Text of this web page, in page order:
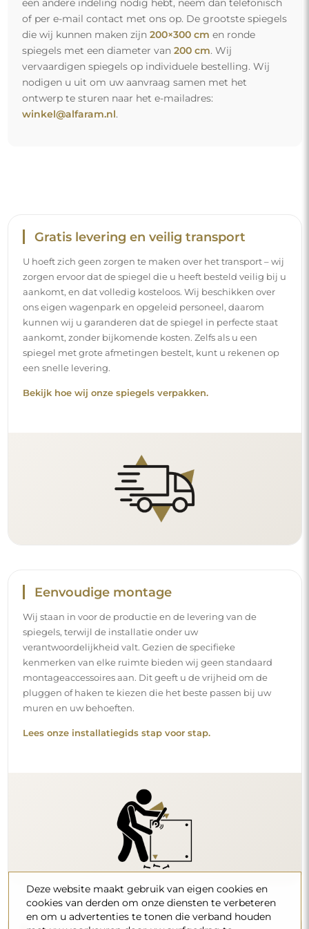
een andere indeling nodig hebt, neem dan telefonisch
of per e-mail contact met ons op. De grootste spiegels
die wij kunnen maken zijn 200×300 cm en ronde
spiegels met een diameter van 200 cm. Wij
vervaardigen spiegels op individuele bestelling. Wij
nodigen u uit om uw aanvraag samen met het
ontwerp te sturen naar het e-mailadres:
winkel@alfaram.nl.
Gratis levering en veilig transport
U hoeft zich geen zorgen te maken over het transport – wij
zorgen ervoor dat de spiegel die u heeft besteld veilig bij u
aankomt, en dat volledig kosteloos. Wij beschikken over
ons eigen wagenpark en opgeleid personeel, daarom
kunnen wij u garanderen dat de spiegel in perfecte staat
aankomt, zonder bijkomende kosten. Zelfs als u een
spiegel met grote afmetingen bestelt, kunt u rekenen op
een snelle levering.
Bekijk hoe wij onze spiegels verpakken.
Eenvoudige montage
Wij staan in voor de productie en de levering van de
spiegels, terwijl de installatie onder uw
verantwoordelijkheid valt. Gezien de specifieke
kenmerken van elke ruimte bieden wij geen standaard
montageaccessoires aan. Dit geeft u de vrijheid om de
pluggen of haken te kiezen die het beste passen bij uw
muren en uw behoeften.
Lees onze installatiegids stap voor stap.
Deze website maakt gebruik van eigen cookies en
cookies van derden om onze diensten te verbeteren
en om u advertenties te tonen die verband houden